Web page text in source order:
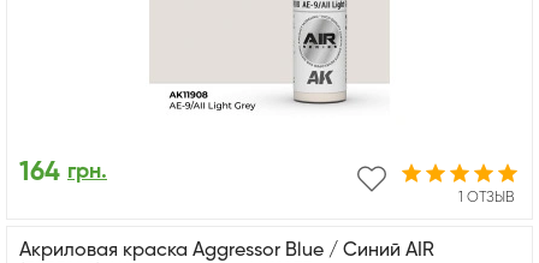
1 ОТЗЫВ
164 грн.
Акриловая краска Aggressor Blue / Синий AIR